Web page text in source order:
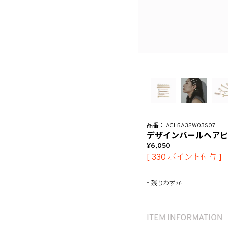
ACL5A32W03S07
デザインパールヘア
6,050
[ 330 ポイント付与 ]
- 残りわずか